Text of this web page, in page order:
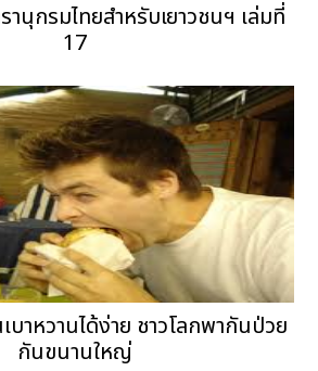
นุกรมไทยสำหรับเยาวชนฯ เล่มที่
17
บาหวานได้ง่าย ชาวโลกพากันป่วย
กันขนานใหญ่